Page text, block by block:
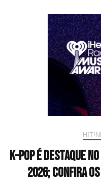
K-pop é destaque
2026; confira